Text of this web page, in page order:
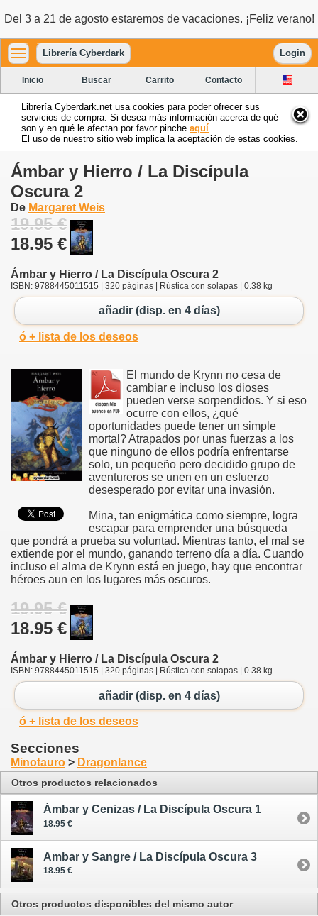
Del 3 a 21 de agosto estaremos de vacaciones. ¡Feliz verano!
Librería Cyberdark Login
Inicio Buscar Carrito Contacto
Librería Cyberdark.net usa cookies para poder ofrecer sus
servicios de compra. Si desea más información acerca de qué
son y en qué le afectan por favor pinche aquí
El uso de nuestro sitio web implica la aceptación de estas cookies.
Ámbar y Hierro / La Discípula
Oscura 2
De Margaret Weis
19.95 €
18.95 €
Ámbar y Hierro / La Discípula Oscura 2
ISBN: 9788445011515 | 320 páginas | Rústica con solapas | 0.38 kg
añadir (disp. en 4 días)
ó + lista de los deseos
El mundo de Krynn no cesa de
cambiar e incluso los dioses
pueden verse sorpendidos. Y si eso
ocurre con ellos, ¿qué
oportunidades puede tener un simple
mortal? Atrapados por unas fuerzas a los
que ninguno de ellos podría enfrentarse
solo, un pequeño pero decidido grupo de
aventureros se unen en un esfuerzo
desesperado por evitar una invasión.
Mina, tan enigmática como siempre, logra
escapar para emprender una búsqueda
que pondrá a prueba su voluntad. Mientras tanto, el mal se
extiende por el mundo, ganando terreno día a día. Cuando
incluso el alma de Krynn está en juego, hay que encontrar
héroes aun en los lugares más oscuros.
19.95 €
18.95 €
Ámbar y Hierro / La Discípula Oscura 2
ISBN: 9788445011515 | 320 páginas | Rústica con solapas | 0.38 kg
añadir (disp. en 4 días)
ó + lista de los deseos
Secciones
Minotauro > Dragonlance
Otros productos relacionados
Ámbar y Cenizas / La Discípula Oscura 1
18.95 €
Ámbar y Sangre / La Discípula Oscura 3
18.95 €
Otros productos disponibles del mismo autor